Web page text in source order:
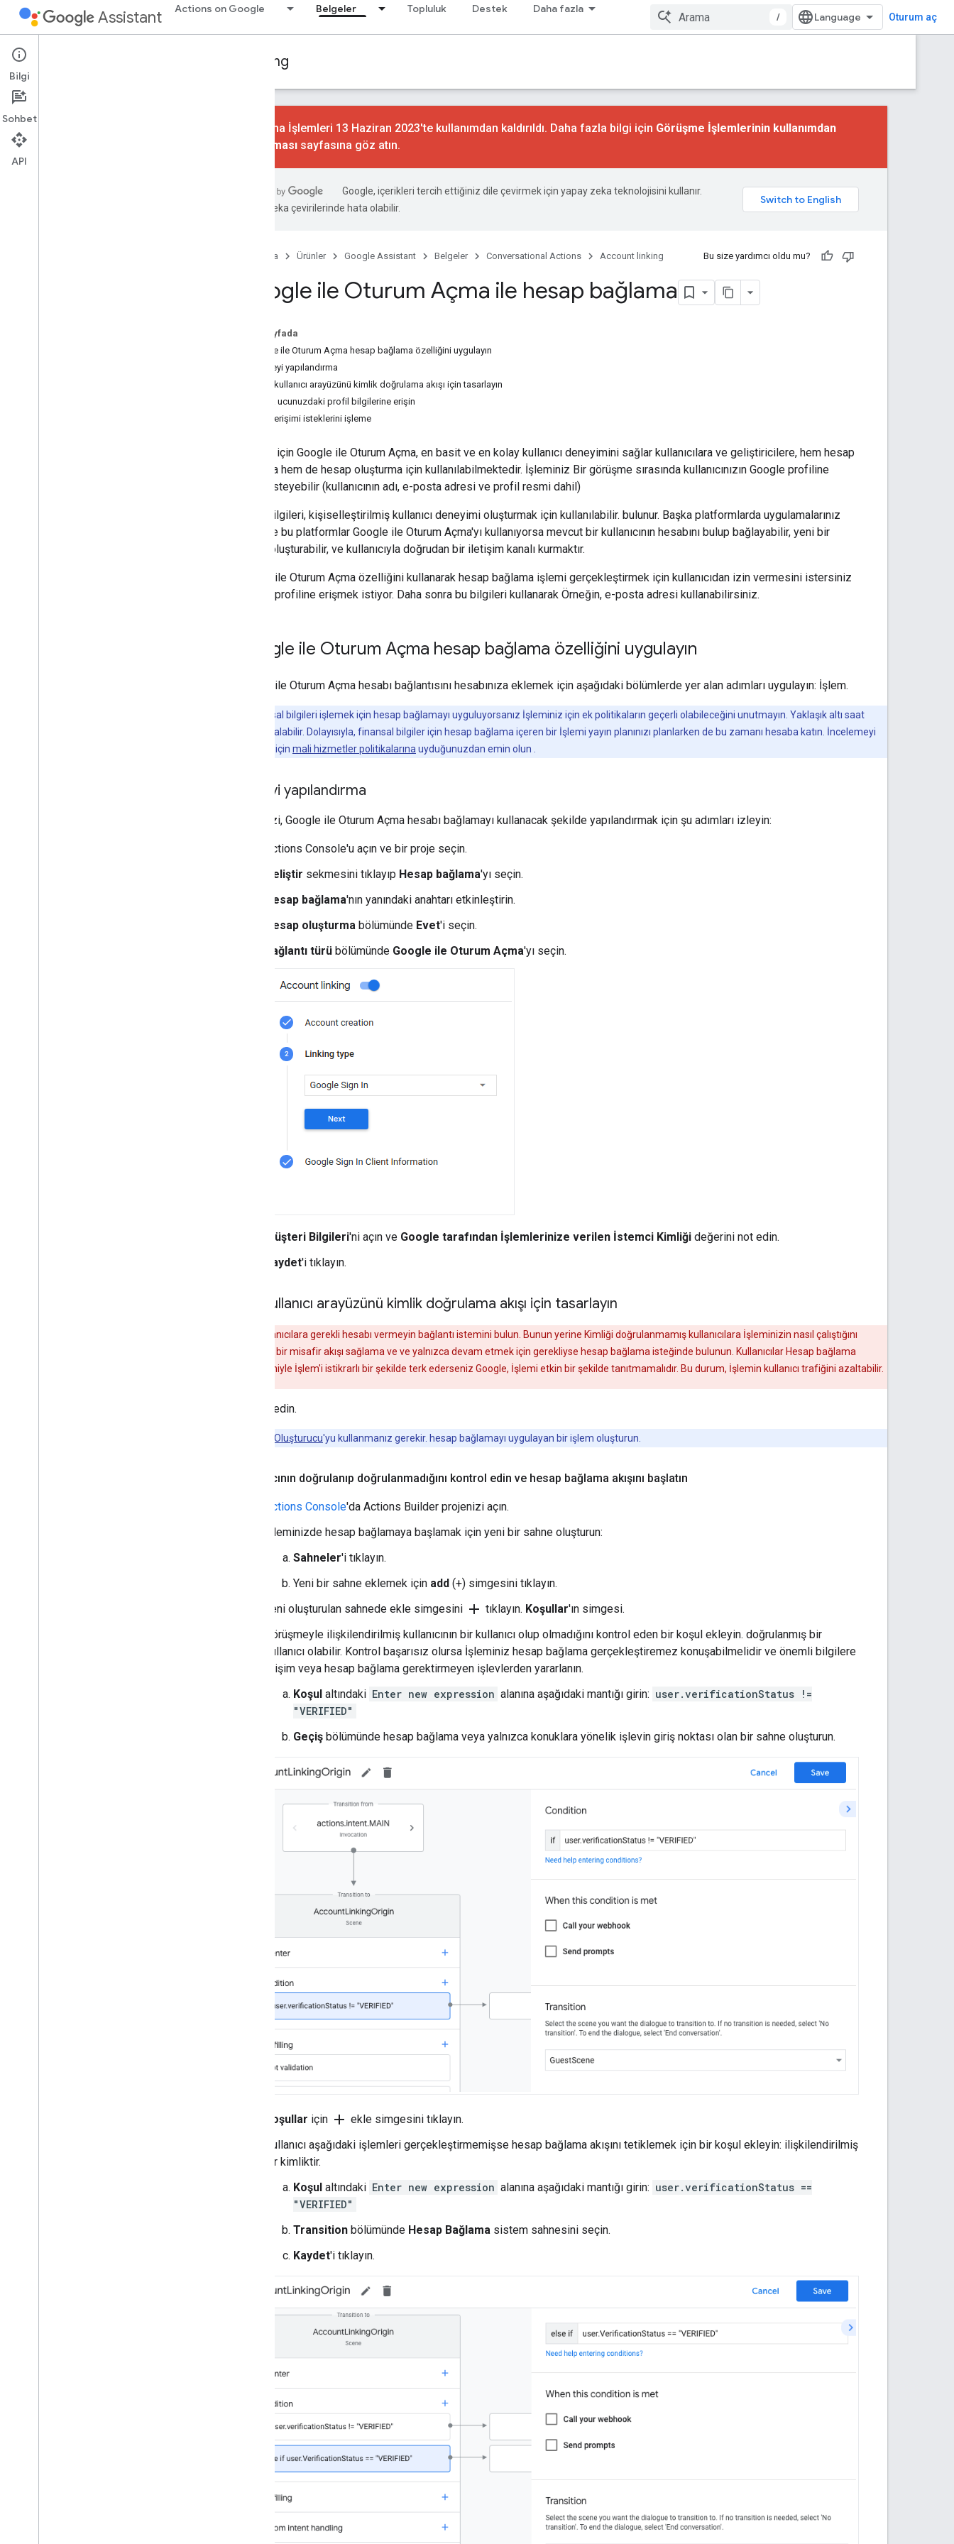
Assistant Actions on Google Belgeler Topluluk Destek Daha fazla
/ Oturum aç
Conversational Actions Account linking
Temel bilgileri öğrenme
Konuşma İşlemleri 13 Haziran 2023'te kullanımdan kaldırıldı. Daha fazla bilgi için Görüşme İşlemlerinin kullanımdan
kaldırılması sayfasına göz atın.
Google, içerikleri tercih ettiğiniz dile çevirmek için yapay zeka teknolojisini kullanır.
Yapay zeka çevirilerinde hata olabilir.
Ana Sayfa Ürünler Google Assistant Belgeler Conversational Actions Account linking Bu size yardımcı oldu mu?
Google ile Oturum Açma ile hesap bağlama
Bu sayfada
Google ile Oturum Açma hesap bağlama özelliğini uygulayın
Projeyi yapılandırma
Ses kullanıcı arayüzünü kimlik doğrulama akışı için tasarlayın
Arka ucunuzdaki profil bilgilerine erişin
Veri erişimi isteklerini işleme
Asistan için Google ile Oturum Açma, en basit ve en kolay kullanıcı deneyimini sağlar kullanıcılara ve geliştiricilere, hem hesap
bağlama hem de hesap oluşturma için kullanılabilmektedir. İşleminiz Bir görüşme sırasında kullanıcınızın Google profiline
erişim isteyebilir (kullanıcının adı, e-posta adresi ve profil resmi dahil)
Profil bilgileri, kişiselleştirilmiş kullanıcı deneyimi oluşturmak için kullanılabilir. bulunur. Başka platformlarda uygulamalarınız
varsa ve bu platformlar Google ile Oturum Açma'yı kullanıyorsa mevcut bir kullanıcının hesabını bulup bağlayabilir, yeni bir
hesap oluşturabilir, ve kullanıcıyla doğrudan bir iletişim kanalı kurmaktır.
Google ile Oturum Açma özelliğini kullanarak hesap bağlama işlemi gerçekleştirmek için kullanıcıdan izin vermesini istersiniz
Google profiline erişmek istiyor. Daha sonra bu bilgileri kullanarak Örneğin, e-posta adresi kullanabilirsiniz.
Google ile Oturum Açma hesap bağlama özelliğini uygulayın
Google ile Oturum Açma hesabı bağlantısını hesabınıza eklemek için aşağıdaki bölümlerde yer alan adımları uygulayın: İşlem.
Finansal bilgileri işlemek için hesap bağlamayı uyguluyorsanız İşleminiz için ek politikaların geçerli olabileceğini unutmayın. Yaklaşık altı saat
sonra haftalar alabilir. Dolayısıyla, finansal bilgiler için hesap bağlama içeren bir İşlemi yayın planınızı planlarken de bu zamanı hesaba katın. İncelemeyi
kolaylaştırmak için mali hizmetler politikalarına uyduğunuzdan emin olun .
Projeyi yapılandırma
Projenizi, Google ile Oturum Açma hesabı bağlamayı kullanacak şekilde yapılandırmak için şu adımları izleyin:
Actions Console'u açın ve bir proje seçin.
Geliştir sekmesini tıklayıp Hesap bağlama'yı seçin.
Hesap bağlama'nın yanındaki anahtarı etkinleştirin.
Hesap oluşturma bölümünde Evet'i seçin.
Bağlantı türü bölümünde Google ile Oturum Açma'yı seçin.
Müşteri Bilgileri'ni açın ve Google tarafından İşlemlerinize verilen İstemci Kimliği değerini not edin.
Kaydet'i tıklayın.
Ses kullanıcı arayüzünü kimlik doğrulama akışı için tasarlayın
Kullanıcılara gerekli hesabı vermeyin bağlantı istemini bulun. Bunun yerine Kimliği doğrulanmamış kullanıcılara İşleminizin nasıl çalıştığını
göstermek için bir misafir akışı sağlama ve ve yalnızca devam etmek için gerekliyse hesap bağlama isteğinde bulunun. Kullanıcılar Hesap bağlama
sorunları nedeniyle İşlem'i istikrarlı bir şekilde terk ederseniz Google, İşlemi etkin bir şekilde tanıtmamalıdır. Bu durum, İşlemin kullanıcı trafiğini azaltabilir.
ziyaret edin.
İşlem Oluşturucu'yu kullanmanız gerekir. hesap bağlamayı uygulayan bir işlem oluşturun.
Kullanıcının doğrulanıp doğrulanmadığını kontrol edin ve hesap bağlama akışını başlatın
Actions Console'da Actions Builder projenizi açın.
İşleminizde hesap bağlamaya başlamak için yeni bir sahne oluşturun:
Sahneler'i tıklayın.
Yeni bir sahne eklemek için add (+) simgesini tıklayın.
Yeni oluşturulan sahnede ekle simgesini add tıklayın. Koşullar'ın simgesi.
Görüşmeyle ilişkilendirilmiş kullanıcının bir kullanıcı olup olmadığını kontrol eden bir koşul ekleyin. doğrulanmış bir
kullanıcı olabilir. Kontrol başarısız olursa İşleminiz hesap bağlama gerçekleştiremez konuşabilmelidir ve önemli bilgilere
erişim veya hesap bağlama gerektirmeyen işlevlerden yararlanın.
Koşul altındaki Enter new expression alanına aşağıdaki mantığı girin: user.verificationStatus !=
"VERIFIED"
Geçiş bölümünde hesap bağlama veya yalnızca konuklara yönelik işlevin giriş noktası olan bir sahne oluşturun.
Koşullar için add ekle simgesini tıklayın.
Kullanıcı aşağıdaki işlemleri gerçekleştirmemişse hesap bağlama akışını tetiklemek için bir koşul ekleyin: ilişkilendirilmiş
bir kimliktir.
Koşul altındaki Enter new expression alanına aşağıdaki mantığı girin: user.verificationStatus ==
"VERIFIED"
Transition bölümünde Hesap Bağlama sistem sahnesini seçin.
Kaydet'i tıklayın.
Bilgi
Sohbet
API